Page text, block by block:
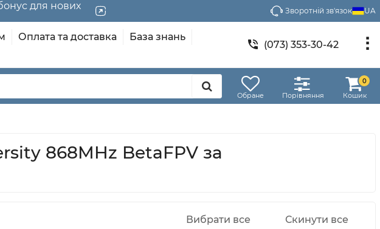
для нових
Зворотній зв'язок UA
Оплата та доставка
База знань
(073) 353-30-42
Обране Порівняння Кошик
0
868MHz BetaFPV за